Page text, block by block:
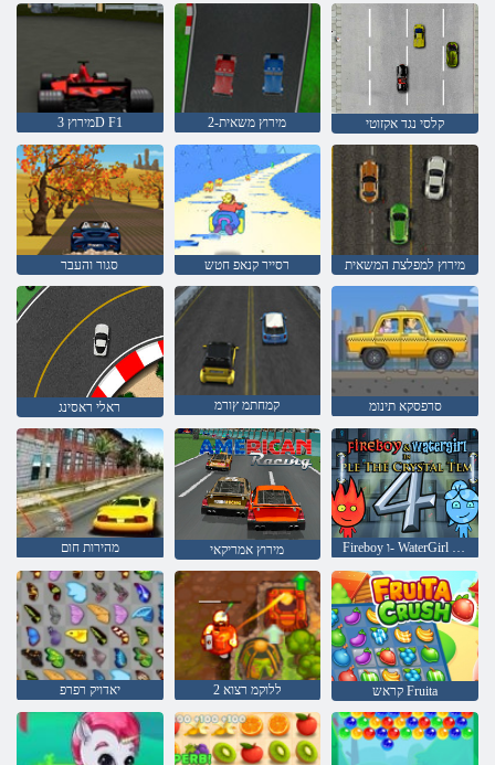
מירוץ 3D F1 מירוץ משאית-2 קלסי נגד אקזוטי
סגור והעבר רסייר קנאפ חטש מירוץ למפלצת המשאית
ראלי ראסינג קמחתמ ץורמ סרפסקא תינומ
מהירות חום מירוץ אמריקאי Fireboy ו- WaterGirl 4: Temple Crystal
יאדויק רפרפ 2 ללוקמ רצוא קראש Fruita